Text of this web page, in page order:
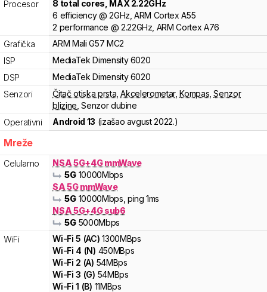
Procesor
8 total cores , MAX 2.22GHz
6 efficiency @ 2GHz,ARM Cortex A55
2 performance @ 2.22GHz, ARM Cortex A76
Grafička
ARM Mali G57 MC2
ISP
MediaTek Dimensity 6020
DSP
MediaTek Dimensity 6020
Senzori
Čitač otiska prsta ,Akcelerometar,Kompas ,Senzor
blizine ,Senzor dubine
Operativni
Android 13 (izašao avgust 2022.)
Mreže
Celularno
NSA 5G+4G mmWave
5G 10000Mbps
SA 5G mmWave
5G 10000Mbps , ping 1ms
NSA 5G+4G sub6
5G 5000Mbps
WiFi
Wi-Fi5 (AC) 1300MBps
Wi-Fi 4 (N) 450MBps
Wi-Fi 2 (A) 54MBps
Wi-Fi3 (G) 54MBps
Wi-Fi1 (B) 11MBps